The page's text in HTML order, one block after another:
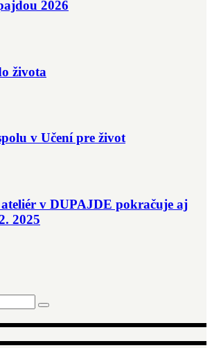
2026
života
v Učení pre život
v DUPAJDE pokračuje aj
2025